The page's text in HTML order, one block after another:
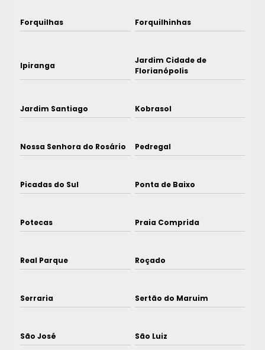
Forquilhas Forquilhinhas
Ipiranga
Jardim Cidade de
Florianópolis
Jardim Santiago Kobrasol
Nossa Senhora do Rosário Pedregal
Picadas do Sul Ponta de Baixo
Potecas Praia Comprida
Real Parque Roçado
Serraria Sertão do Maruim
São José São Luiz